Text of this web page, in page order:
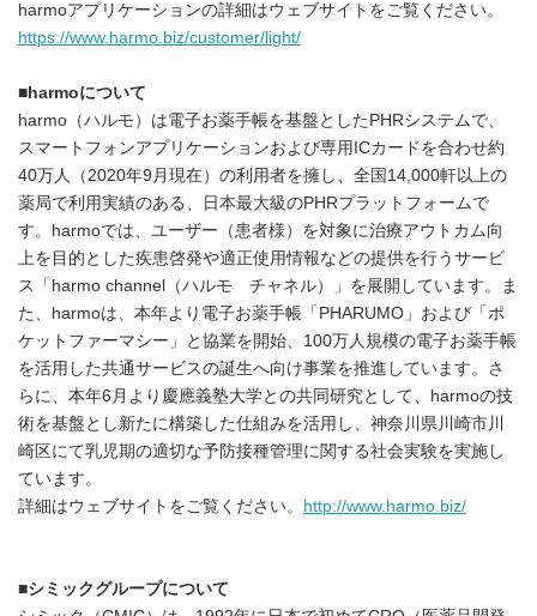
harmoアプリケーションの詳細はウェブサイトをご覧ください。
https://www.harmo.biz/customer/light/
■ harmoについて
harmo（ハルモ）は電子お薬手帳を基盤としたPHRシステムで、
スマートフォンアプリケーションおよび専用ICカードを合わせ約
40万人（2020年9月現在）の利用者を擁し、全国14,000軒以上の
薬局で利用実績のある、日本最大級のPHRプラットフォームで
す。harmoでは、ユーザー（患者様）を対象に治療アウトカム向
上を目的とした疾患啓発や適正使用情報などの提供を行うサービ
ス「harmo channel（ハルモ チャネル）」を展開しています。ま
た、harmoは、本年より電子お薬手帳「PHARUMO」および「ポ
ケットファーマシー」と協業を開始、100万人規模の電子お薬手帳
を活用した共通サービスの誕生へ向け事業を推進しています。さ
らに、本年6月より慶應義塾大学との共同研究として、harmoの技
術を基盤とし新たに構築した仕組みを活用し、神奈川県川崎市川
崎区にて乳児期の適切な予防接種管理に関する社会実験を実施し
ています。
詳細はウェブサイトをご覧ください。
http://www.harmo.biz/
■シミックグループについて